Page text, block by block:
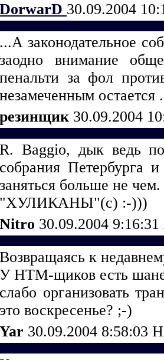
DorwarD 30.09.2004
...А законодательное
заодно внимание
пенальти за фол
незамеченным остается .
резинщик 30.09.2004
R. Baggio, дык ведь
собрания Петербурга
заняться больше не чем.
"ХУЛИКАНЫ"(с) :-)))
Nitro 30.09.2004 9:16:31
Возвращаясь к
У НТМ-щиков есть
слабо организовать
это воскресенье? ;-)
Yar 30.09.2004 8:58:03